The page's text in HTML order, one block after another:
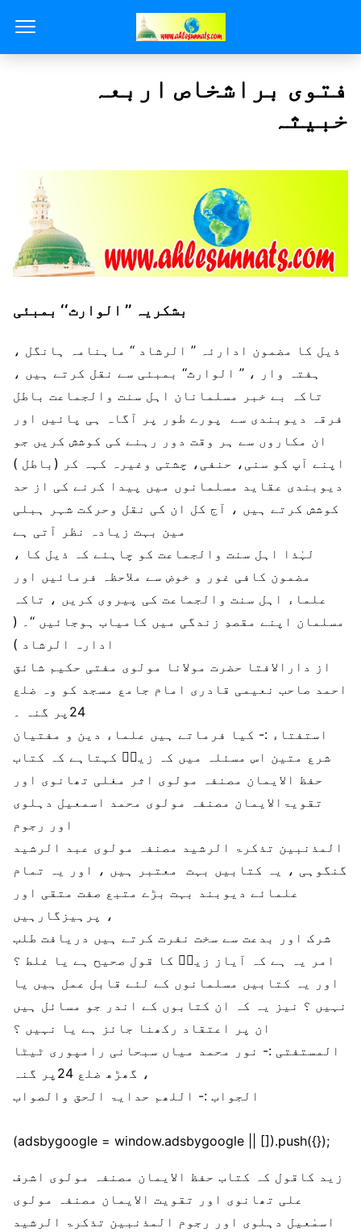
فتوی براشخاص اربعہ
خبیثہ
ذیل کا مضمون ادارئہ ’’ الرشاد ‘‘ ماہنامہ ہانگل ،
ہفتہ وار ، ’’ الوارث‘‘ بمبئی سے نقل کرتے ہیں ،
تاکہ بے خبر مسلمانان اہل سنت والجماعت باطل
فرقہ دیوبندی سے پورے طور پر آگاہ ہی پائیں اور
ان مکاروں سے ہر وقت دور رہنے کی کوشش کریں جو
اپنے آپ کو سنی، حنفی، چشتی وغیرہ کہہ کر (باطل )
دیوبندی عقاید مسلمانوں میں پیدا کرنے کی از حد
کوشش کرتے ہیں ، آج کل ان کی نقل وحرکت شہر ہبلی
مین بہت زیادہ نظر آتی ہے
، لہٰذا اہل سنت والجماعت کو چاہئے کہ ذیل کا
مضمون کافی غور و خوض سے ملاحظہ فرمائیں اور
علماء اہل سنت والجماعت کی پیروی کریں ، تاکہ
مسلمان اپنے مقصدِ زندگی میں کامیاب ہوجائیں ‘‘۔ (
ادارہ الرشاد )
از دارالافتا حضرت مولانا مولوی مفتی حکیم شائق
احمد صاحب نعیمی قادری امام جامع مسجد کو وہ ضلع
24پر گنہ ۔
استفتاء :- کیا فرماتے ہیں علماء دین و مفتیان
شرع متین اس مسئلہ میں کہ زیدؔ کہتاہے کہ کتاب
حفظ الایمان مصنفہ مولوی اثر مغلی تھانوی اور
تقویۃالایمان مصنفہ مولوی محمد اسمعیل دہلوی
المذنبین تذکرۃ الرشید مصنفہ مولوی عبد الرشید
گنگوہی ، یہ کتابیں بہت معتبر ہیں ، اور یہ تمام
علمائے دیوبند بہت بڑے متبع صفت متقی اور
پرہیزگارہیں ،
شرک اور بدعت سے سخت نفرت کرتے ہیں دریافت طلب
امر یہ ہے کہ آیاز زیدؔ کا قول صحیح ہے یا غلط ؟
اور یہ کتابیں مسلمانوں کے لئے قابل عمل ہیں یا
نہیں ؟ نیز یہ کہ ان کتابوں کے اندر جو مسائل ہیں
ان پر اعتقاد رکھنا جائز ہے یا نہیں ؟
المستفتی :- نور محمد میاں سبحانی رامپوری ٹیٹا
گھڑھ ضلع 24پر گنہ ،
(adsbygoogle = window.adsbygoogle || []).push({});
زید کاقول کہ کتاب حفظ الایمان مصنفہ مولوی اشرف
علی تھانوی اور تقویت الایمان مصنفہ مولوی
اسمٰعیل دہلوی اور رجوم المذنبین تذکرۃ الرشید